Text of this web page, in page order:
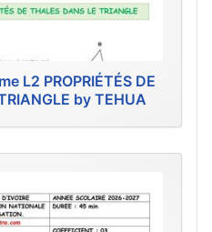
L2 PROPRIÉTÉS DE
by TEHUA